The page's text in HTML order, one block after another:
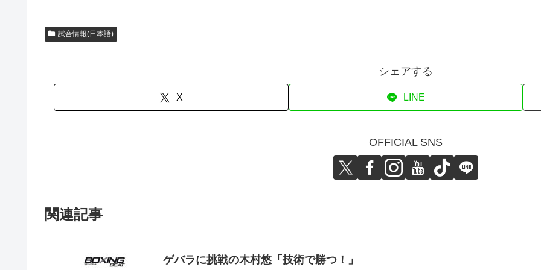
試合情報(日本語)
シェアする
X LINE
OFFICIAL SNS
関連記事
ゲバラに挑戦の木村悠「技術で勝つ！」